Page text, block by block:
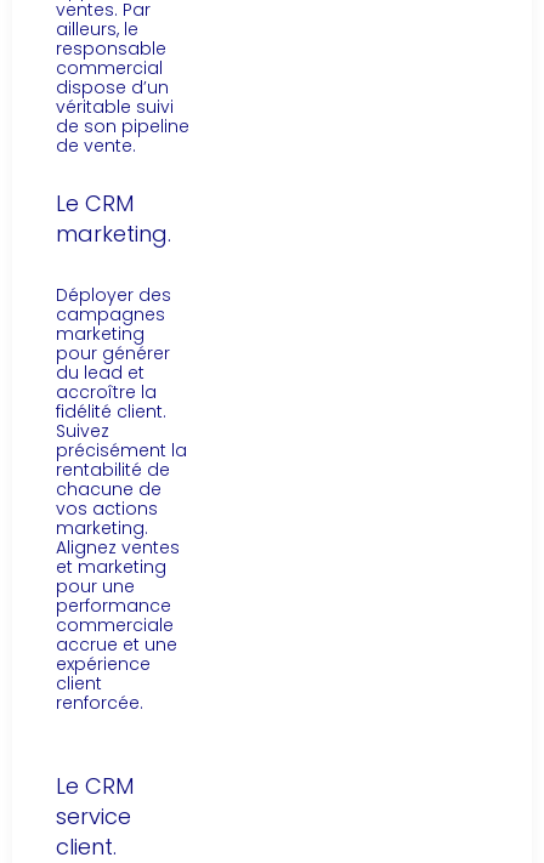
ventes. Par
ailleurs, le
responsable
commercial
dispose d’un
véritable suivi
de son pipeline
de vente.
Le CRM
marketing.
Déployer des
campagnes
marketing
pour générer
du lead et
accroître la
fidélité client.
Suivez
précisément la
rentabilité de
chacune de
vos actions
marketing.
Alignez ventes
et marketing
pour une
performance
commerciale
accrue et une
expérience
client
renforcée.
Le CRM
service
client.